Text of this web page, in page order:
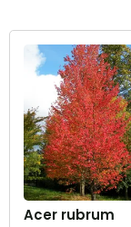
Acer rubrum